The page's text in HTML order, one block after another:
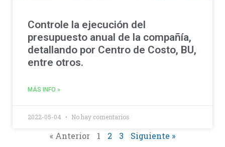
Controle la ejecución del
presupuesto anual de la compañía,
detallando por Centro de Costo, BU,
entre otros.
MÁS INFO »
2022-05-04 No hay comentarios
« Anterior 1 2 3 Siguiente »